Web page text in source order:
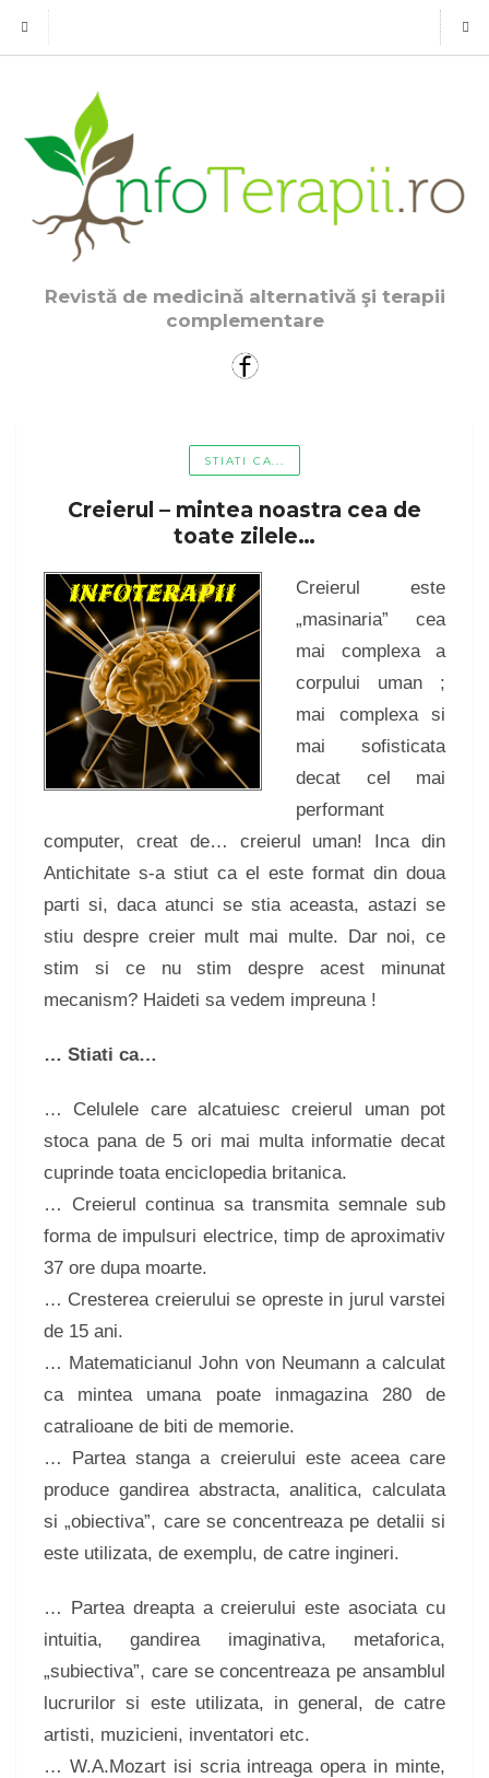
Revistă de medicină alternativă şi terapii
complementare
STIATI CA...
Creierul – mintea noastra cea de
toate zilele…
Creierul este
„masinaria” cea
mai complexa a
corpului uman ;
mai complexa si
mai sofisticata
decat cel mai
performant
computer, creat de… creierul uman! Inca din
Antichitate s-a stiut ca el este format din doua
parti si, daca atunci se stia aceasta, astazi se
stiu despre creier mult mai multe. Dar noi, ce
stim si ce nu stim despre acest minunat
mecanism? Haideti sa vedem impreuna !
… Stiati ca…
… Celulele care alcatuiesc creierul uman pot
stoca pana de 5 ori mai multa informatie decat
cuprinde toata enciclopedia britanica.
… Creierul continua sa transmita semnale sub
forma de impulsuri electrice, timp de aproximativ
37 ore dupa moarte.
… Cresterea creierului se opreste in jurul varstei
de 15 ani.
… Matematicianul John von Neumann a calculat
ca mintea umana poate inmagazina 280 de
catralioane de biti de memorie.
… Partea stanga a creierului este aceea care
produce gandirea abstracta, analitica, calculata
si „obiectiva”, care se concentreaza pe detalii si
este utilizata, de exemplu, de catre ingineri.
… Partea dreapta a creierului este asociata cu
intuitia, gandirea imaginativa, metaforica,
„subiectiva”, care se concentreaza pe ansamblul
lucrurilor si este utilizata, in general, de catre
artisti, muzicieni, inventatori etc.
… W.A.Mozart isi scria intreaga opera in minte,